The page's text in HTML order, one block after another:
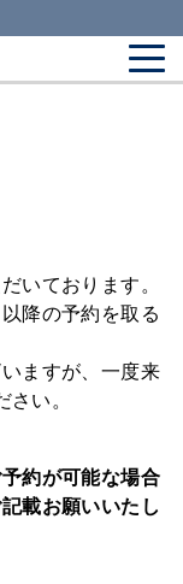
いております。
降の予約を取る
ますが、一度来
い。
約が可能な場合
載お願いいたし